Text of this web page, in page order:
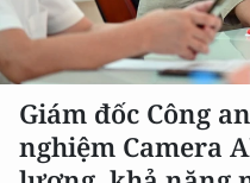
Giám đốc Công
nghiệm Camera